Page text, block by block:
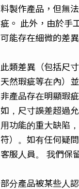
料製作產品，但無
疵。 此外，由於手
可能存在細微的差
此類差異（包括尺
天然瑕疵等在內）
非產品存在明顯瑕
如，尺寸誤差超過
用功能的重大缺陷
符）。如有任何疑
客服人員。 我們保
部分產品被某些人